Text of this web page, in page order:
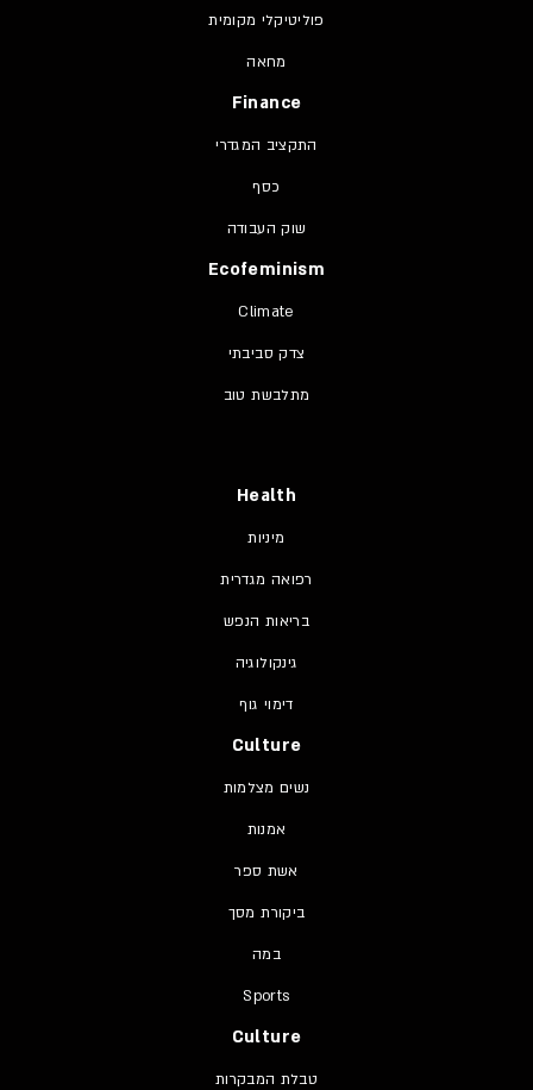
פוליטיקלי מקומית
מחאה
Finance
התקציב המגדרי
כסף
שוק העבודה
Ecofeminism
Climate
צדק סביבתי
מתלבשת טוב
Health
מיניות
רפואה מגדרית
בריאות הנפש
גינקולוגיה
דימוי גוף
Culture
נשים מצלמות
אמנות
אשת ספר
ביקורת מסך
במה
Sports
Culture
טבלת המבקרות